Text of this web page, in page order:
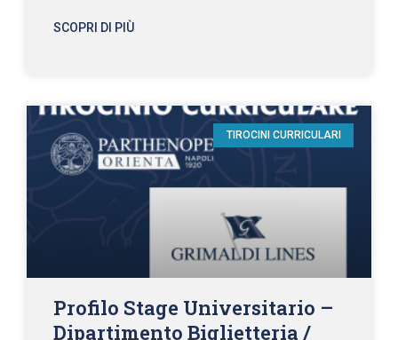
SCOPRI DI PIÙ
TIROCINI CURRICULARI
Profilo Stage Universitario –
Dipartimento Biglietteria /